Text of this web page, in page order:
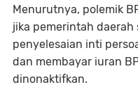
Menurutnya, polemik
jika pemerintah daerah
penyelesaian inti
dan membayar iuran
dinonaktifkan.